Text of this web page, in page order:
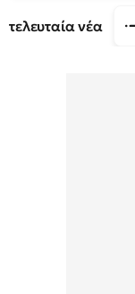
τελευταία νέα